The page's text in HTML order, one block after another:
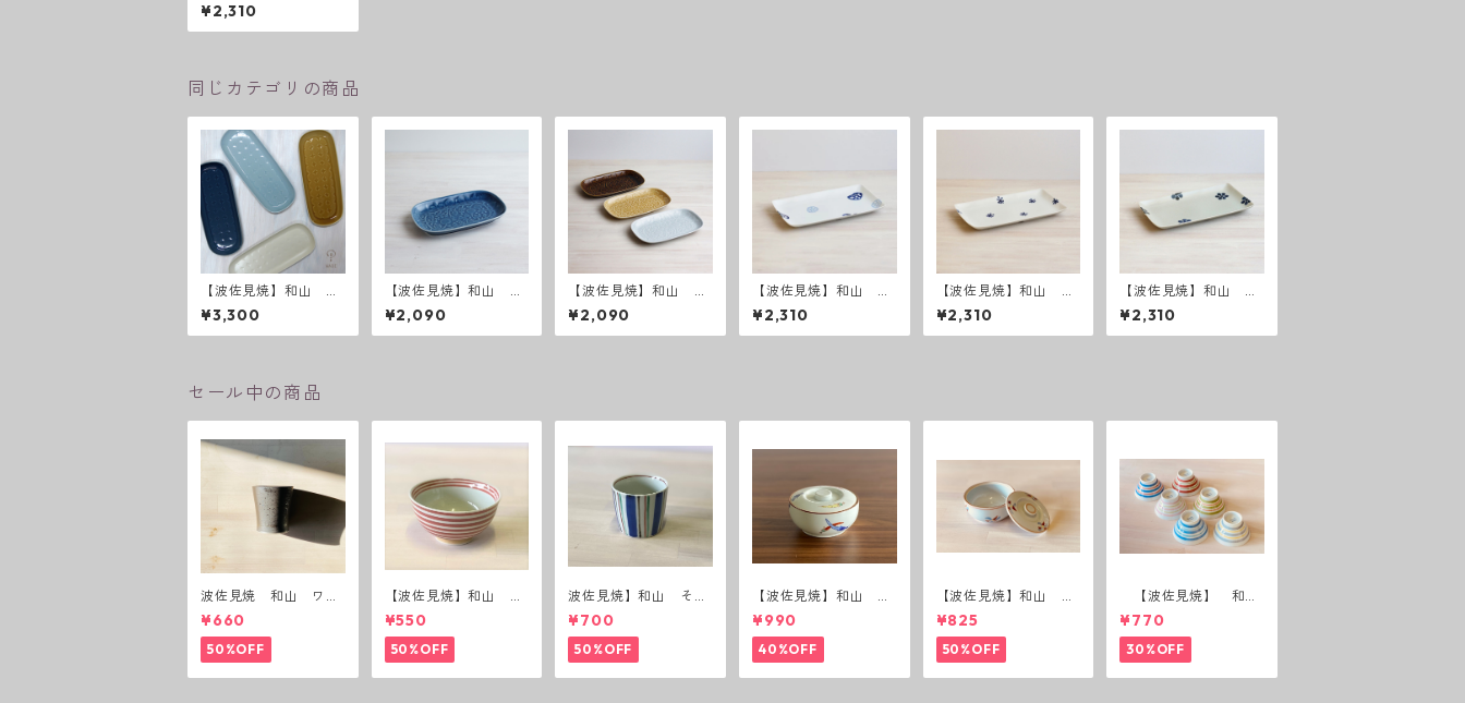
¥2,310
同じカテゴリの商品
【波佐見焼】和山 R
ONDE 長皿
¥3,300
【波佐見焼】和山 レ
リーフ・フラワーパレ
ード長皿 うす瑠璃
¥2,090
【波佐見焼】和山 レ
リーフ・フラワーパレ
ード 長皿
¥2,090
【波佐見焼】和山 レ
ンコン Wプレート 長
角皿
¥2,310
【波佐見焼】和山 リ
ーフ Wプレート長角皿
¥2,310
【波佐見焼】和山 藍
花 長皿
¥2,310
セール中の商品
波佐見焼 和山 ワビ
カップ 黒錆 3種(アウ
トレット）
¥660
50%OFF
【波佐見焼】和山 ボ
ーダー茶碗 赤
¥550
50%OFF
波佐見焼】和山 そば
猪口（十草）
¥700
50%OFF
【波佐見焼】和山 蓋
付丸鉢(唐辛子)
¥990
40%OFF
【波佐見焼】和山 蓋
付丸鉢(花絵)
¥825
50%OFF
【波佐見焼】 和
山 広東碗 二色ボー
ダー 全6パターン
¥770
30%OFF